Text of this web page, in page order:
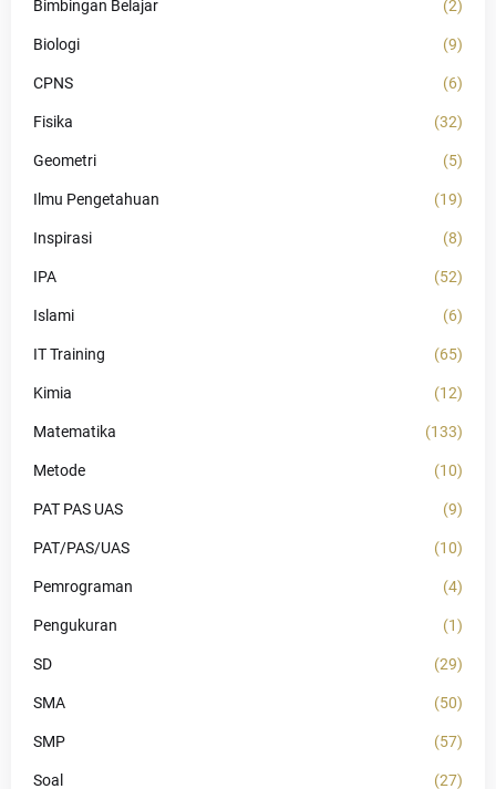
Bimbingan Belajar (2)
Biologi (9)
CPNS (6)
Fisika (32)
Geometri (5)
Ilmu Pengetahuan (19)
Inspirasi (8)
IPA (52)
Islami (6)
IT Training (65)
Kimia (12)
Matematika (133)
Metode (10)
PAT PAS UAS (9)
PAT/PAS/UAS (10)
Pemrograman (4)
Pengukuran (1)
SD (29)
SMA (50)
SMP (57)
Soal (27)